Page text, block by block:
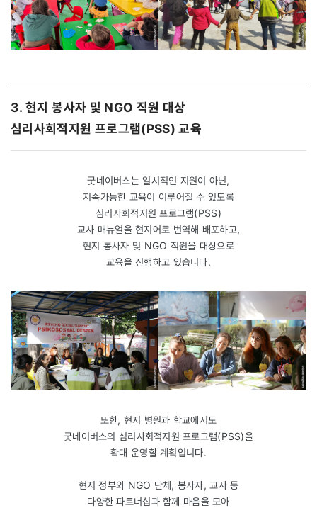
3. 현지 봉사자 및 NGO 직원 대상
심리사회적지원 프로그램(PSS) 교육
굿네이버스는 일시적인 지원이 아닌,
지속가능한 교육이 이루어질 수 있도록
심리사회적지원 프로그램(PSS)
교사 매뉴얼을 현지어로 번역해 배포하고,
현지 봉사자 및 NGO 직원을 대상으로
교육을 진행하고 있습니다.
또한, 현지 병원과 학교에서도
굿네이버스의 심리사회적지원 프로그램(PSS)을
확대 운영할 계획입니다.
현지 정부와 NGO 단체, 봉사자, 교사 등
다양한 파트너십과 함께 마음을 모아